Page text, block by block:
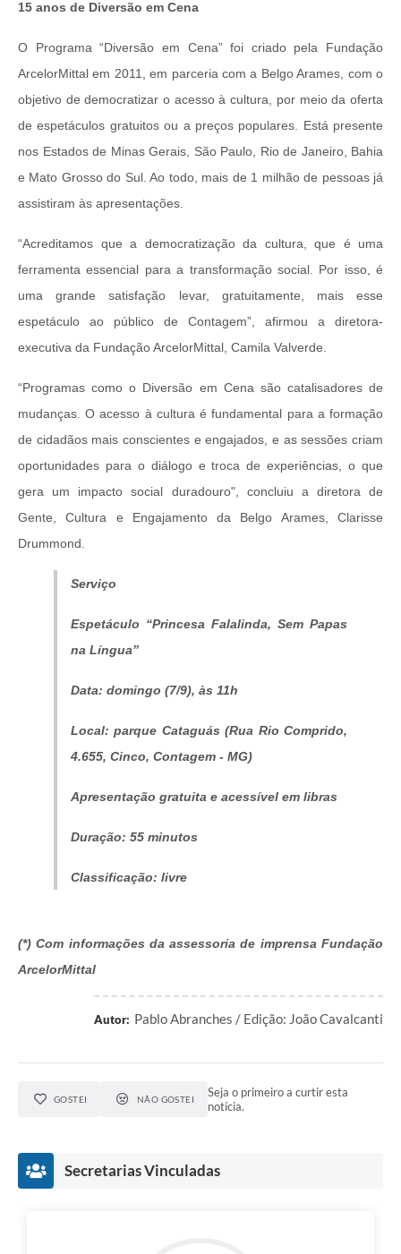
15 anos de Diversão em Cena
O Programa “Diversão em Cena” foi criado pela Fundação
ArcelorMittal em 2011, em parceria com a Belgo Arames, com o
objetivo de democratizar o acesso à cultura, por meio da oferta
de espetáculos gratuitos ou a preços populares. Está presente
nos Estados de Minas Gerais, São Paulo, Rio de Janeiro, Bahia
e Mato Grosso do Sul. Ao todo, mais de 1 milhão de pessoas já
assistiram às apresentações.
“Acreditamos que a democratização da cultura, que é uma
ferramenta essencial para a transformação social. Por isso, é
uma grande satisfação levar, gratuitamente, mais esse
espetáculo ao público de Contagem”, afirmou a diretora-
executiva da Fundação ArcelorMittal, Camila Valverde.
“Programas como o Diversão em Cena são catalisadores de
mudanças. O acesso à cultura é fundamental para a formação
de cidadãos mais conscientes e engajados, e as sessões criam
oportunidades para o diálogo e troca de experiências, o que
gera um impacto social duradouro", concluiu a diretora de
Gente, Cultura e Engajamento da Belgo Arames, Clarisse
Drummond.
Serviço
Espetáculo “Princesa Falalinda, Sem Papas
na Língua”
Data: domingo (7/9), às 11h
Local: parque Cataguás (Rua Rio Comprido,
4.655, Cinco, Contagem - MG)
Apresentação gratuita e acessível em libras
Duração: 55 minutos
Classificação: livre
(*) Com informações da assessoria de imprensa Fundação
ArcelorMittal
Autor: Pablo Abranches / Edição: João Cavalcanti
GOSTEI NÃO GOSTEI
Seja o primeiro a curtir esta
notícia.
Secretarias Vinculadas